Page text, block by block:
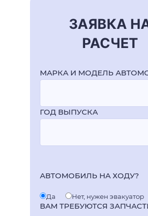
ЗАЯВКА
РАСЧЕТ
МАРКА И МОДЕЛЬ
ГОД ВЫПУСКА
АВТОМОБИЛЬ НА ХОДУ?
Да Нет, нужен эвакуатор
ВАМ ТРЕБУЮТСЯ